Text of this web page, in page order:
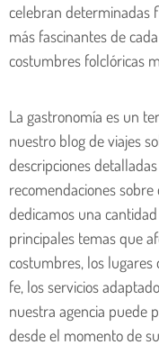
celebran determinadas
más fascinantes de
costumbres folclóricas
La gastronomía es un
nuestro blog de viajes
descripciones
recomendaciones
dedicamos una
principales temas que
costumbres, los lugares
fe, los servicios
nuestra agencia puede
desde el momento de